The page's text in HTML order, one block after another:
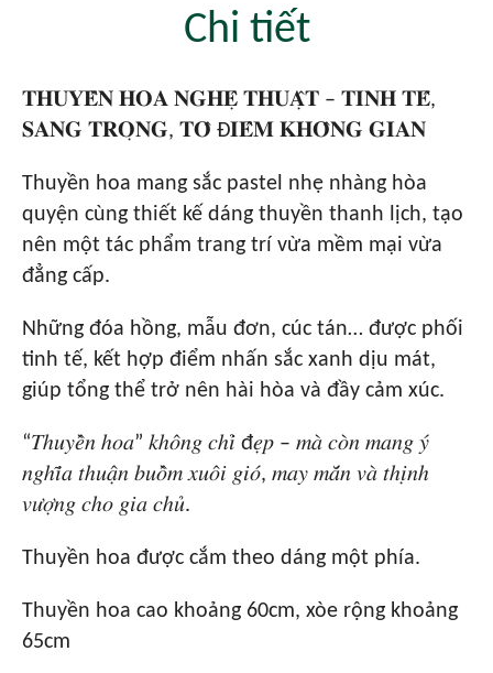
Chi tiết
𝐓𝐇𝐔𝐘𝐄̂̀𝐍 𝐇𝐎𝐀 𝐍𝐆𝐇𝐄̣̂ 𝐓𝐇𝐔𝐀̣̂𝐓 – 𝐓𝐈𝐍𝐇 𝐓𝐄̂́,
𝐒𝐀𝐍𝐆 𝐓𝐑𝐎̣𝐍𝐆, 𝐓𝐎̂ Đ𝐈𝐄̂̉𝐌 𝐊𝐇𝐎̂𝐍𝐆 𝐆𝐈𝐀𝐍
Thuyền hoa mang sắc pastel nhẹ nhàng hòa
quyện cùng thiết kế dáng thuyền thanh lịch, tạo
nên một tác phẩm trang trí vừa mềm mại vừa
đẳng cấp.
Những đóa hồng, mẫu đơn, cúc tán… được phối
tinh tế, kết hợp điểm nhấn sắc xanh dịu mát,
giúp tổng thể trở nên hài hòa và đầy cảm xúc.
“𝑇ℎ𝑢𝑦𝑒̂̀𝑛 ℎ𝑜𝑎” 𝑘ℎ𝑜̂𝑛𝑔 𝑐ℎ𝑖̉ đ𝑒̣𝑝 – 𝑚𝑎̀ 𝑐𝑜̀𝑛 𝑚𝑎𝑛𝑔 𝑦́
𝑛𝑔ℎ𝑖̃𝑎 𝑡ℎ𝑢𝑎̣̂𝑛 𝑏𝑢𝑜̂̀𝑚 𝑥𝑢𝑜̂𝑖 𝑔𝑖𝑜́, 𝑚𝑎𝑦 𝑚𝑎̆́𝑛 𝑣𝑎̀ 𝑡ℎ𝑖̣𝑛ℎ
𝑣𝑢̛𝑜̛̣𝑛𝑔 𝑐ℎ𝑜 𝑔𝑖𝑎 𝑐ℎ𝑢̉.
Thuyền hoa được cắm theo dáng một phía.
Thuyền hoa cao khoảng 60cm, xòe rộng khoảng
65cm